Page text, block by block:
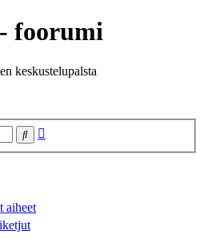
foorumi
keskustelupalsta
Etsi
aiheet